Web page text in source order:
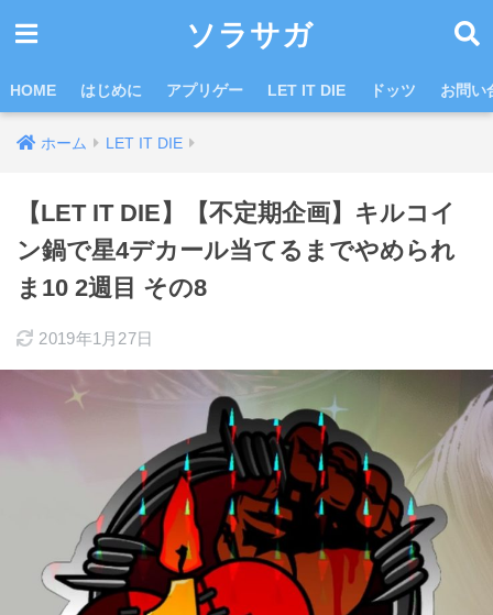
ソラサガ
HOME はじめに アプリゲー LET IT DIE ドッツ お問い
ホーム LET IT DIE
【LET IT DIE】【不定期企画】キルコイ
ン鍋で星4デカール当てるまでやめられ
ま10 2週目 その8
2019年1月27日